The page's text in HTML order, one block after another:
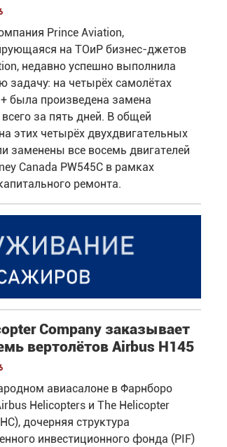
Prince Aviation,
на ТОиР бизнес-джетов
недавно успешно выполнила
задачу: на четырёх самолётах
была произведена замена
всего за пять дней. В общей
этих четырёх двухдвигательных
заменены все восемь двигателей
Canada PW545C в рамках
ремонта.
Company заказывает
вертолётов Airbus H145
авиасалоне в Фарнборо
Helicopters и The Helicopter
дочерняя структура
инвестиционного фонда (PIF)